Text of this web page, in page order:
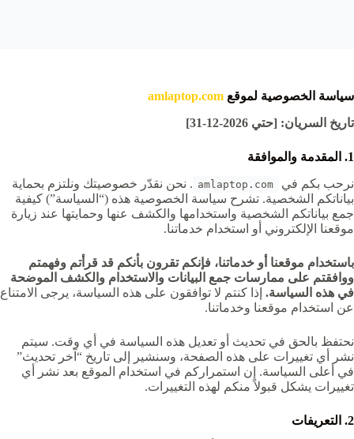
سياسة الخصوصية لموقع amlaptop.com
تاريخ السريان: [حتي 2026-12-31]
1. المقدمة والموافقة
نرحب بكم في
amlaptop.com . نحن نقدّر خصوصيتك ونلتزم بحماية
بياناتكم الشخصية. تشرح سياسة الخصوصية هذه (“السياسة”) كيفية
جمع بياناتكم الشخصية واستخدامها والكشف عنها وحمايتها عند زيارة
موقعنا الإلكتروني أو استخدام خدماتنا.
باستخدام موقعنا أو خدماتنا، فإنكم تقرون بأنكم قد قرأتم وفهمتم
ووافقتم على ممارسات جمع البيانات والاستخدام والكشف الموضحة
في هذه السياسة. إذا كنتم لا توافقون على هذه السياسة، يرجى الامتناع
عن استخدام موقعنا وخدماتنا.
نحتفظ بالحق في تحديث أو تعديل هذه السياسة في أي وقت. سيتم
نشر أي تغييرات على هذه الصفحة، وسنشير إلى تاريخ “آخر تحديث”
في أعلى السياسة. إن استمراركم في استخدام الموقع بعد نشر أي
تغييرات يشكل قبولاً منكم لهذه التغييرات.
2. التعريفات